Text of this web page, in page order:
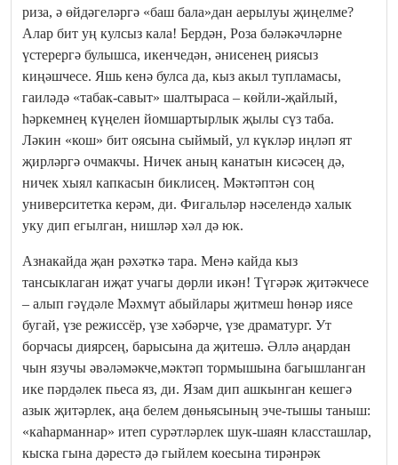
риза, ә өйдәгеләргә «баш бала»дан аерылуы җиңелме?
Алар бит уң кулсыз кала! Бердән, Роза бәләкәчләрне
үстерергә булышса, икенчедән, әнисенең риясыз
киңәшчесе. Яшь кенә булса да, кыз акыл тупламасы,
гаиләдә «табак-савыт» шалтыраса – көйли-җайлый,
һәркемнең күңелен йомшартырлык җылы сүз таба.
Ләкин «кош» бит оясына сыймый, ул күкләр иңләп ят
җирләргә очмакчы. Ничек аның канатын кисәсең дә,
ничек хыял капкасын биклисең. Мәктәптән соң
университетка керәм, ди. Фигальләр нәселендә халык
уку дип егылган, нишләр хәл дә юк.
Азнакайда җан рәхәткә тара. Менә кайда кыз
тансыклаган иҗат учагы дөрли икән! Түгәрәк җитәкчесе
– алып гәүдәле Мәхмүт абыйлары җитмеш һөнәр иясе
бугай, үзе режиссёр, үзе хәбәрче, үзе драматург. Ут
борчасы диярсең, барысына да җитешә. Әллә аңардан
чын язучы әвәләмәкче,мәктәп тормышына багышланган
ике пәрдәлек пьеса яз, ди. Язам дип ашкынган кешегә
азык җитәрлек, аңа белем дөньясының эче-тышы таныш:
«каһарманнар» итеп сурәтләрлек шук-шаян классташлар,
кыска гына дәрестә дә гыйлем коесына тирәнрәк